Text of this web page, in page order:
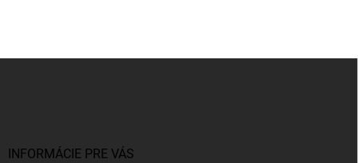
INFORMÁCIE PRE VÁS